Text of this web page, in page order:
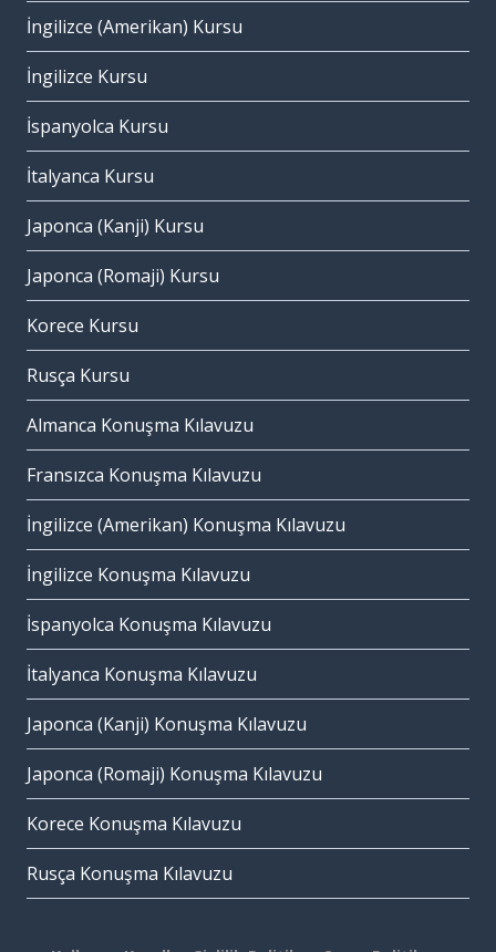
İngilizce (Amerikan) Kursu
İngilizce Kursu
İspanyolca Kursu
İtalyanca Kursu
Japonca (Kanji) Kursu
Japonca (Romaji) Kursu
Korece Kursu
Rusça Kursu
Almanca Konuşma Kılavuzu
Fransızca Konuşma Kılavuzu
İngilizce (Amerikan) Konuşma Kılavuzu
İngilizce Konuşma Kılavuzu
İspanyolca Konuşma Kılavuzu
İtalyanca Konuşma Kılavuzu
Japonca (Kanji) Konuşma Kılavuzu
Japonca (Romaji) Konuşma Kılavuzu
Korece Konuşma Kılavuzu
Rusça Konuşma Kılavuzu